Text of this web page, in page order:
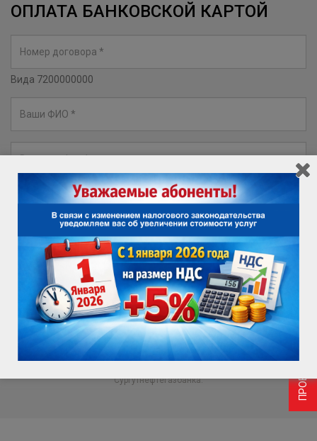
ПРОВЕРИТЬ ВОЗМОЖНОСТЬ ПОДКЛЮЧЕНИЯ
ОПЛАТА БАНКОВСКОЙ КАРТОЙ
Вида 7200000000
Вида 79000000000
ОПЛАТИТЬ
Нажимая кнопку «Оплатить», Вы соглашаетесь наобработку
персональных данных, а также с условиямидоговора публичной
Сургутнефтегазбанка.